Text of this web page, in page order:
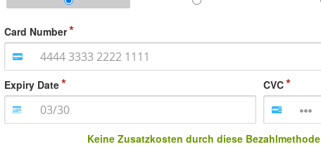
Card Number
Expiry Date CVC
Keine Zusatzkosten durch diese Bezahlmethode